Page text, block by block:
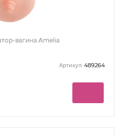
вагина Amelia
Артикул: 489264